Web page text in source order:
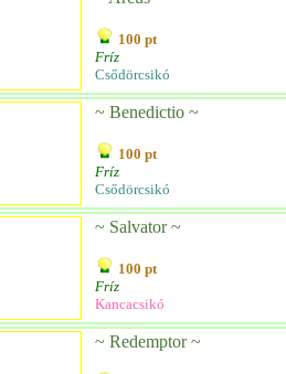
100 pt
Fríz
Csődörcsikó
~ Benedictio ~
100 pt
Fríz
Csődörcsikó
~ Salvator ~
100 pt
Fríz
Kancacsikó
~ Redemptor ~